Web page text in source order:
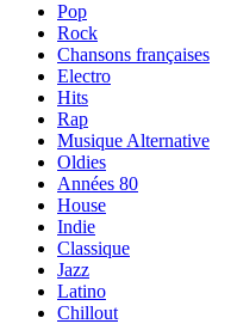
Pop
Rock
Chansons françaises
Electro
Hits
Rap
Musique Alternative
Oldies
Années 80
House
Indie
Classique
Jazz
Latino
Chillout